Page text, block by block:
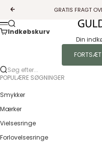
Forrige
GRATIS FRAGT
Menu
Søg
Indkøbskurv
Din
FORTSÆT
Søg efter...
POPULÆRE SØGNINGER
Smykker
Mærker
Vielsesringe
Forlovelsesringe